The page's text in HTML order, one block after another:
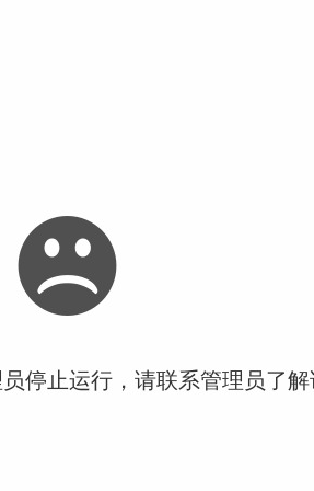
停止运行，请联系管理员了